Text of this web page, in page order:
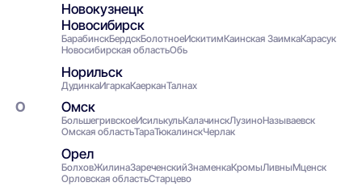
Новокузнецк
Новосибирск
БарабинскБердскБолотноеИскитимКаинская ЗаимкаКарасук
Новосибирская областьОбь
Норильск
ДудинкаИгаркаКаерканТалнах
Омск
БольшегривскоеИсилькульКалачинскЛузиноНазываевск
Омская областьТараТюкалинскЧерлак
Орел
БолховЖилинаЗареченскийЗнаменкаКромыЛивныМценск
Орловская областьСтарцево